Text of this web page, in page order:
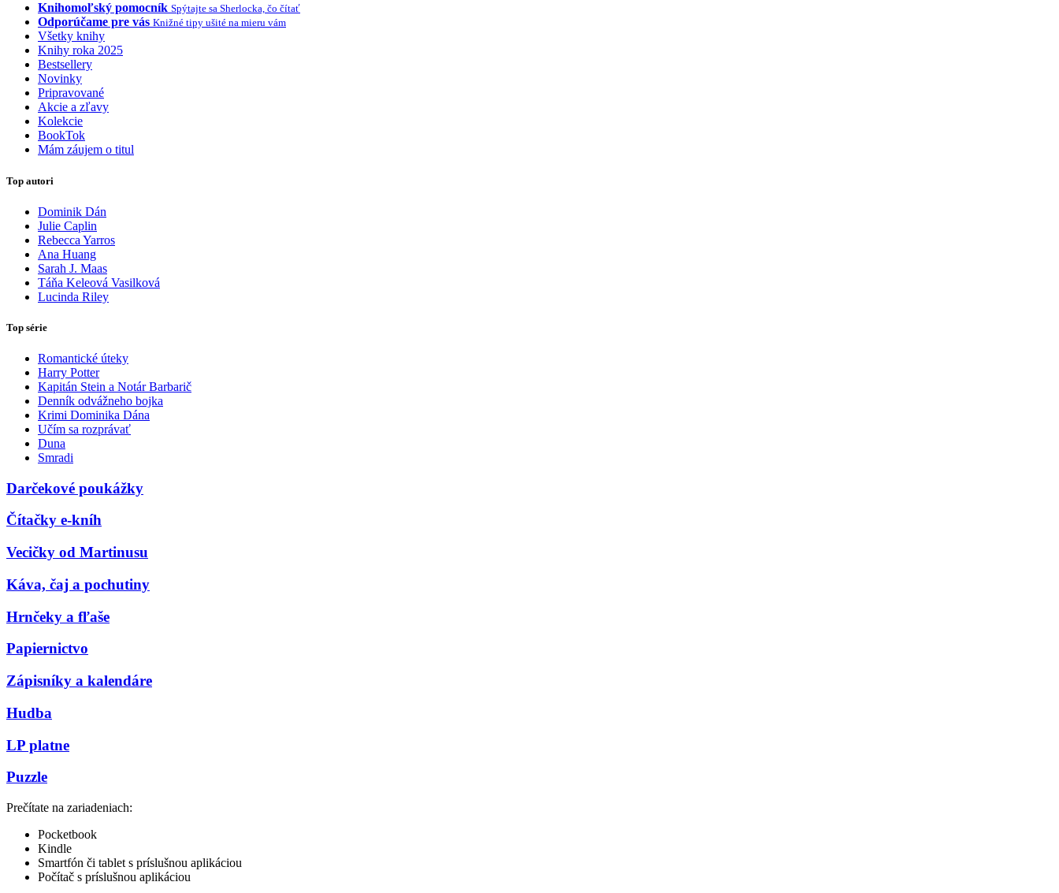
Knihomoľský pomocník Spýtajte sa Sherlocka, čo čítať
Odporúčame pre vás Knižné tipy ušité na mieru vám
Všetky knihy
Knihy roka 2025
Bestsellery
Novinky
Pripravované
Akcie a zľavy
Kolekcie
BookTok
Mám záujem o titul
Top autori
Dominik Dán
Julie Caplin
Rebecca Yarros
Ana Huang
Sarah J. Maas
Táňa Keleová Vasilková
Lucinda Riley
Top série
Romantické úteky
Harry Potter
Kapitán Stein a Notár Barbarič
Denník odvážneho bojka
Krimi Dominika Dána
Učím sa rozprávať
Duna
Smradi
Darčekové poukážky
Čítačky e-kníh
Vecičky od Martinusu
Káva, čaj a pochutiny
Hrnčeky a fľaše
Papiernictvo
Zápisníky a kalendáre
Hudba
LP platne
Puzzle
Prečítate na zariadeniach:
Pocketbook
Kindle
Smartfón či tablet s príslušnou aplikáciou
Počítač s príslušnou aplikáciou